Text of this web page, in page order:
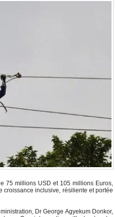
75 millions USD et 105 millions Euros,
croissance inclusive, résiliente et portée
Dr George Agyekum Donkor,